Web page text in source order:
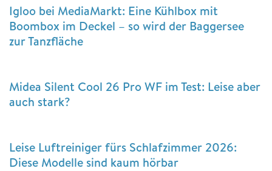
Igloo bei MediaMarkt: Eine Kühlbox mit
Boombox im Deckel – so wird der Baggersee
zur Tanzfläche
Midea Silent Cool 26 Pro WF im Test: Leise aber
auch stark?
Leise Luftreiniger fürs Schlafzimmer 2026:
Diese Modelle sind kaum hörbar